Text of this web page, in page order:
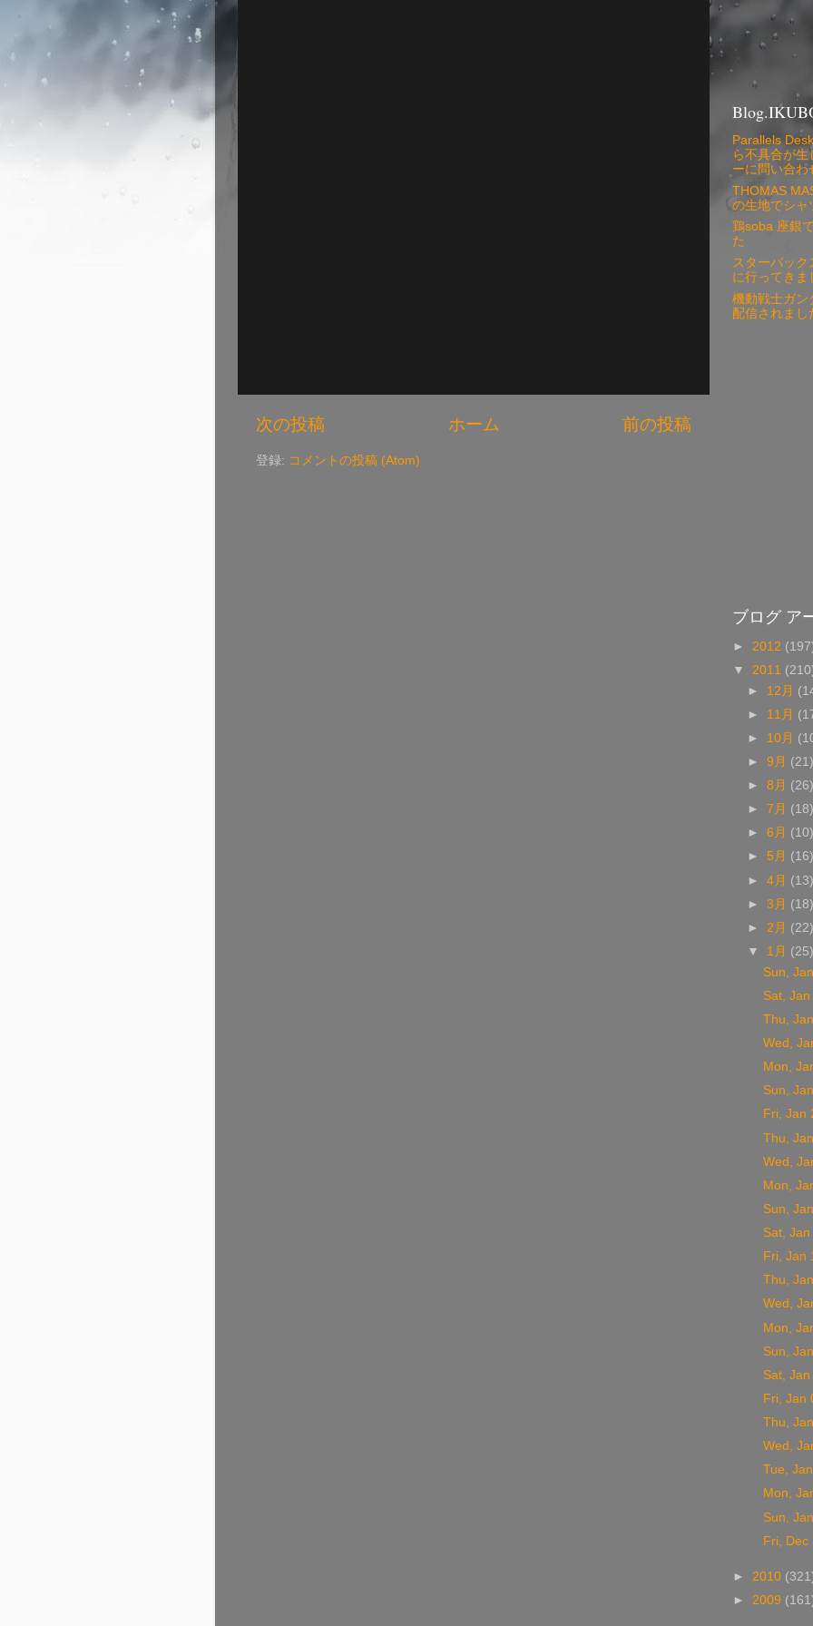
次の投稿 前の投稿
ホーム
登録: コメントの投稿 (Atom)
Parallels
ら不具合が生
ーに問い合わ
THOMAS
の生地でシャ
鶏soba 座銀
た
スターバック
に行ってきま
機動戦士ガン
配信されまし
ブログ ア
► 2012
▼ 2011
► 12月
► 11月
► 10月
►9月 (21)
►8月 (26)
►7月 (18)
►6月 (10)
► 5月 (16)
►4月 (13)
►3月 (18)
► 2月 (22)
▼ 1月 (25)
Sun,
Sat, Jan
Thu,
Wed,
Mon,
Sun,
Fri, Jan
Thu,
Wed,
Mon,
Sun,
Sat, Jan
Fri, Jan
Thu,
Wed,
Mon,
Sun,
Sat, Jan
Fri, Jan
Thu,
Wed,
Tue,
Mon,
Sun,
Fri, Dec
► 2010
► 2009